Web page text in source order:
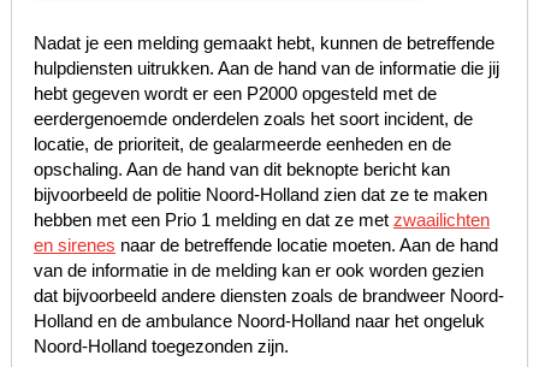
Nadat je een melding gemaakt hebt, kunnen de betreffende
hulpdiensten uitrukken. Aan de hand van de informatie die jij
hebt gegeven wordt er een P2000 opgesteld met de
eerdergenoemde onderdelen zoals het soort incident, de
locatie, de prioriteit, de gealarmeerde eenheden en de
opschaling. Aan de hand van dit beknopte bericht kan
bijvoorbeeld de politie Noord-Holland zien dat ze te maken
hebben met een Prio 1 melding en dat ze met zwaailichten
en sirenes naar de betreffende locatie moeten. Aan de hand
van de informatie in de melding kan er ook worden gezien
dat bijvoorbeeld andere diensten zoals de brandweer Noord-
Holland en de ambulance Noord-Holland naar het ongeluk
Noord-Holland toegezonden zijn.